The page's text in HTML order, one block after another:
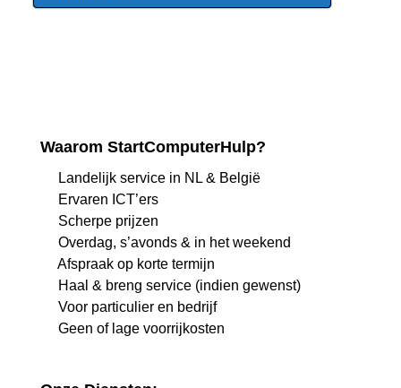
Waarom StartComputerHulp?
Landelijk service in NL & België
Ervaren ICT’ers
Scherpe prijzen
Overdag, s’avonds & in het weekend
Afspraak op korte termijn
Haal & breng service (indien gewenst)
Voor particulier en bedrijf
Geen of lage voorrijkosten